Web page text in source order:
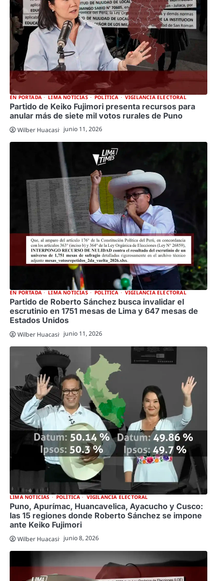
EN PORTADA LIMA NOTICIAS POLÍTICA VIGILANCIA ELECTORAL
Partido de Keiko Fujimori presenta recursos para
anular más de siete mil votos rurales de Puno
Wilber Huacasi junio 11, 2026
EN PORTADA LIMA NOTICIAS POLÍTICA VIGILANCIA ELECTORAL
Partido de Roberto Sánchez busca invalidar el
escrutinio en 1751 mesas de Lima y 647 mesas de
Estados Unidos
Wilber Huacasi junio 11, 2026
LIMA NOTICIAS POLÍTICA VIGILANCIA ELECTORAL
Puno, Apurímac, Huancavelica, Ayacucho y Cusco:
las 15 regiones donde Roberto Sánchez se impone
ante Keiko Fujimori
Wilber Huacasi junio 8, 2026